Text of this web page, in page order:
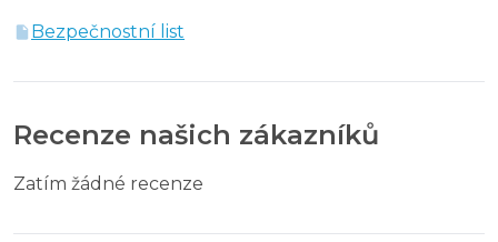
Bezpečnostní list
Recenze našich zákazníků
Zatím žádné recenze